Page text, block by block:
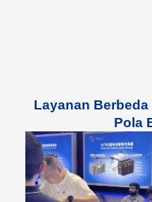
Layanan
Pola